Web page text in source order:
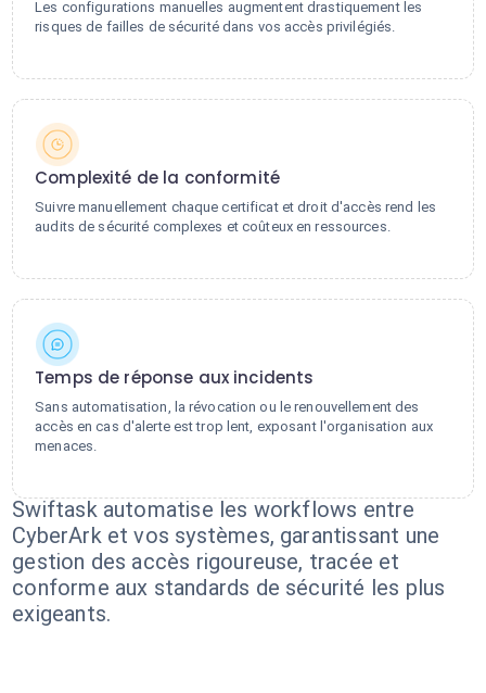
Les configurations manuelles augmentent drastiquement les
risques de failles de sécurité dans vos accès privilégiés.
Complexité de la conformité
Suivre manuellement chaque certificat et droit d'accès rend les
audits de sécurité complexes et coûteux en ressources.
Temps de réponse aux incidents
Sans automatisation, la révocation ou le renouvellement des
accès en cas d'alerte est trop lent, exposant l'organisation aux
menaces.
Swiftask automatise les workflows entre
CyberArk et vos systèmes, garantissant une
gestion des accès rigoureuse, tracée et
conforme aux standards de sécurité les plus
exigeants.